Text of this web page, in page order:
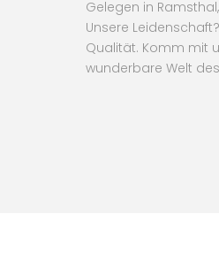
Gelegen in
Unsere
Qualität. Komm mit
wunderbare Welt